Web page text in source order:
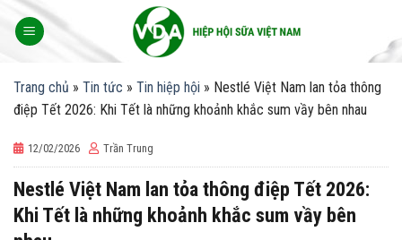
Trang chủ » Tin tức » Tin hiệp hội » Nestlé Việt Nam lan tỏa thông
điệp Tết 2026: Khi Tết là những khoảnh khắc sum vầy bên nhau
12/02/2026 Trần Trung
Nestlé Việt Nam lan tỏa thông điệp Tết 2026:
Khi Tết là những khoảnh khắc sum vầy bên